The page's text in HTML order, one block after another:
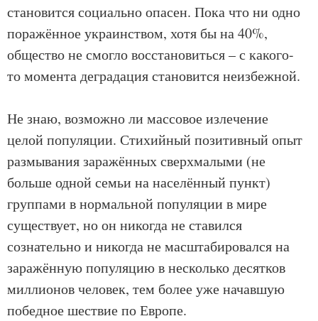
становится социально опасен. Пока что ни одно
поражённое украинством, хотя бы на 40%,
общество не смогло восстановиться – с какого-
то момента деградация становится неизбежной.
Не знаю, возможно ли массовое излечение
целой популяции. Стихийный позитивный опыт
размывания заражённых сверхмалыми (не
больше одной семьи на населённый пункт)
группами в нормальной популяции в мире
существует, но он никогда не ставился
сознательно и никогда не масштабировался на
заражённую популяцию в несколько десятков
миллионов человек, тем более уже начавшую
победное шествие по Европе.